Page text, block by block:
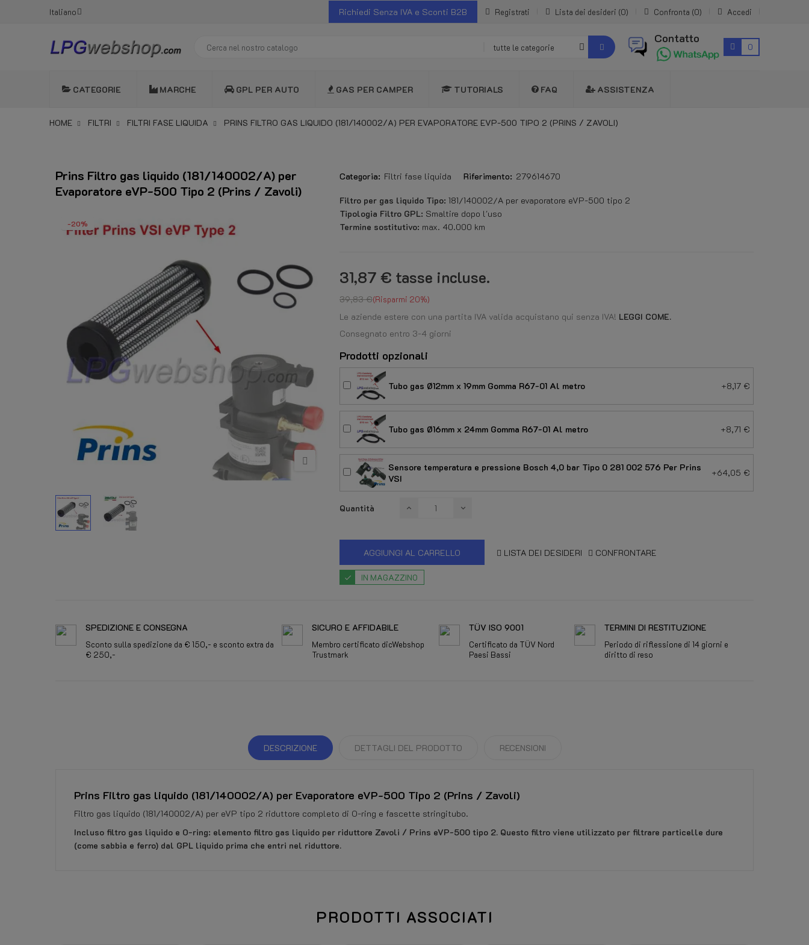
Italiano Richiedi Senza IVA e Sconti B2B Registrati Lista dei desideri 0 Confronta 0 Accedi
tutte le categorie
Contatto
0
CATEGORIE MARCHE GPL PER AUTO GAS PER CAMPER TUTORIALS FAQ ASSISTENZA
HOME FILTRI FILTRI FASE LIQUIDA PRINS FILTRO GAS LIQUIDO (181/140002/A) PER EVAPORATORE EVP-500 TIPO 2 (PRINS / ZAVOLI)
Prins Filtro gas liquido (181/140002/A) per
Evaporatore eVP-500 Tipo 2 (Prins / Zavoli)
-20%
Categoria: Filtri fase liquida Riferimento: 279614670
Filtro per gas liquido Tipo: 181/140002/A per evaporatore eVP-500 tipo 2
Tipologia Filtro GPL: Smaltire dopo l'uso
Termine sostitutivo: max. 40.000 km
31,87 € tasse incluse.
39,83 € Risparmi 20%
Le aziende estere con una partita IVA valida acquistano qui senza IVA! LEGGI COME.
Consegnato entro 3-4 giorni
Prodotti opzionali
Tubo gas Ø12mm x 19mm Gomma R67-01 Al metro +8,17 €
Tubo gas Ø16mm x 24mm Gomma R67-01 Al metro +8,71 €
Sensore temperatura e pressione Bosch 4,0 bar Tipo 0 281 002 576 Per Prins
VSI
+64,05 €
Quantità
AGGIUNGI AL CARRELLO LISTA DEI DESIDERI CONFRONTARE
IN MAGAZZINO
SPEDIZIONE E CONSEGNA
Sconto sulla spedizione da € 150,- e sconto extra da
€ 250,-
SICURO E AFFIDABILE
Membro certificato dicWebshop
Trustmark
TÜV ISO 9001
Certificato da TÜV Nord
Paesi Bassi
TERMINI DI RESTITUZIONE
Periodo di riflessione di 14 giorni e
diritto di reso
DESCRIZIONE DETTAGLI DEL PRODOTTO RECENSIONI
Prins Filtro gas liquido (181/140002/A) per Evaporatore eVP-500 Tipo 2 (Prins / Zavoli)
Filtro gas liquido (181/140002/A) per eVP tipo 2 riduttore completo di O-ring e fascette stringitubo.
Incluso filtro gas liquido e O-ring: elemento filtro gas liquido per riduttore Zavoli / Prins eVP-500 tipo 2. Questo filtro viene utilizzato per filtrare particelle dure
(come sabbia e ferro) dal GPL liquido prima che entri nel riduttore.
PRODOTTI ASSOCIATI